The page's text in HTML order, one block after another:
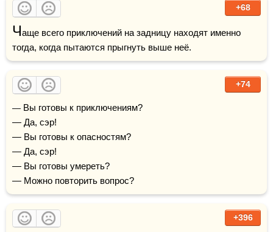
+68
Чаще всего приключений на задницу находят именно
тогда, когда пытаются прыгнуть выше неё.
+74
— Вы готовы к приключениям?
— Да, сэр!
— Вы готовы к опасностям?
— Да, сэр!
— Вы готовы умереть?
— Можно повторить вопрос?
+396